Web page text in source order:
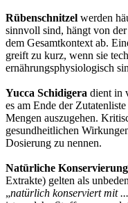
Rübenschnitzel werden
sinnvoll sind, hängt von
dem Gesamtkontext ab.
greift zu kurz, wenn sie
ernährungsphysiologisch
Yucca Schidigera dient in
es am Ende der
Mengen auszugehen.
gesundheitlichen
Dosierung zu nennen.
Natürliche
Extrakte) gelten als
„natürlich konserviert mit ...